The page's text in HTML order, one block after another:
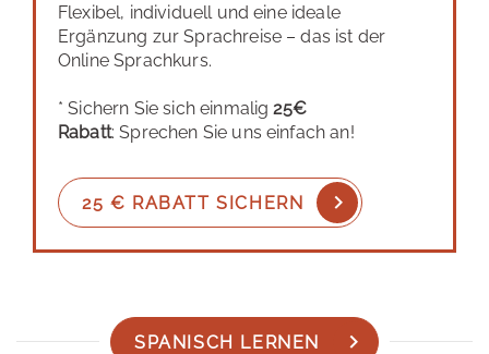
Flexibel, individuell und eine ideale
Ergänzung zur Sprachreise – das ist der
Online Sprachkurs.
* Sichern Sie sich einmalig25€
Rabatt: Sprechen Sie uns einfach an!
25 € RABATT SICHERN
SPANISCH LERNEN